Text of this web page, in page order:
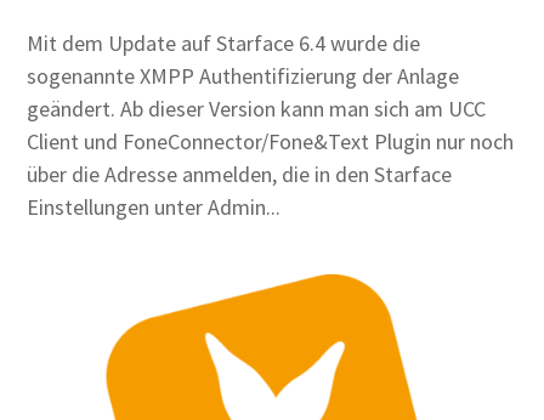
Mit dem Update auf Starface 6.4 wurde die
sogenannte XMPP Authentifizierung der Anlage
geändert. Ab dieser Version kann man sich am UCC
Client und FoneConnector/Fone&Text Plugin nur noch
über die Adresse anmelden, die in den Starface
Einstellungen unter Admin...